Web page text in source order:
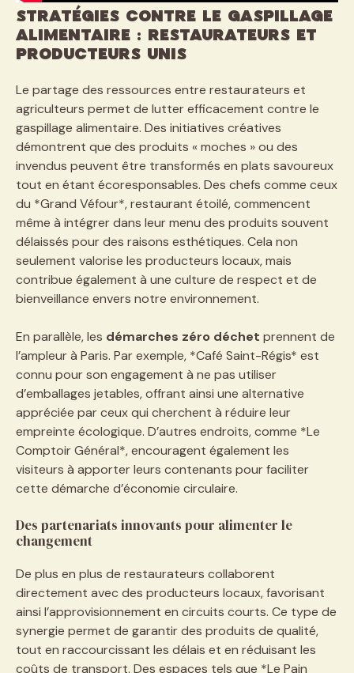
Stratégies contre le gaspillage
alimentaire : restaurateurs et
producteurs unis
Le partage des ressources entre restaurateurs et
agriculteurs permet de lutter efficacement contre le
gaspillage alimentaire. Des initiatives créatives
démontrent que des produits « moches » ou des
invendus peuvent être transformés en plats savoureux
tout en étant écoresponsables. Des chefs comme ceux
du *Grand Véfour*, restaurant étoilé, commencent
même à intégrer dans leur menu des produits souvent
délaissés pour des raisons esthétiques. Cela non
seulement valorise les producteurs locaux, mais
contribue également à une culture de respect et de
bienveillance envers notre environnement.
En parallèle, les démarches zéro déchet prennent de
l’ampleur à Paris. Par exemple, *Café Saint-Régis* est
connu pour son engagement à ne pas utiliser
d’emballages jetables, offrant ainsi une alternative
appréciée par ceux qui cherchent à réduire leur
empreinte écologique. D’autres endroits, comme *Le
Comptoir Général*, encouragent également les
visiteurs à apporter leurs contenants pour faciliter
cette démarche d’économie circulaire.
Des partenariats innovants pour alimenter le
changement
De plus en plus de restaurateurs collaborent
directement avec des producteurs locaux, favorisant
ainsi l’approvisionnement en circuits courts. Ce type de
synergie permet de garantir des produits de qualité,
tout en raccourcissant les délais et en réduisant les
coûts de transport. Des espaces tels que *Le Pain